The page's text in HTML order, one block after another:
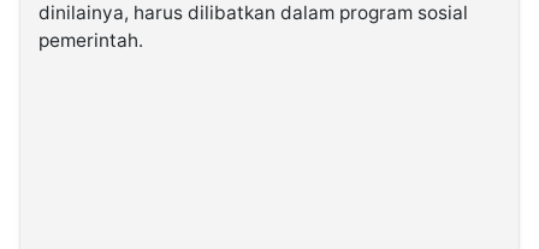
dinilainya, harus dilibatkan dalam program sosial
pemerintah.